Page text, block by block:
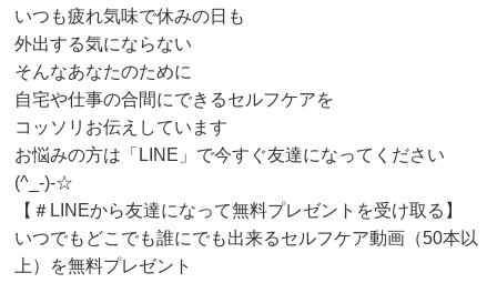
いつも疲れ気味で休みの日も
外出する気にならない
そんなあなたのために
自宅や仕事の合間にできるセルフケアを
コッソリお伝えしています
お悩みの方は「LINE」で今すぐ友達になってください
(^_-)-☆
【＃LINEから友達になって無料プレゼントを受け取る】
いつでもどこでも誰にでも出来るセルフケア動画（50本以
上）を無料プレゼント